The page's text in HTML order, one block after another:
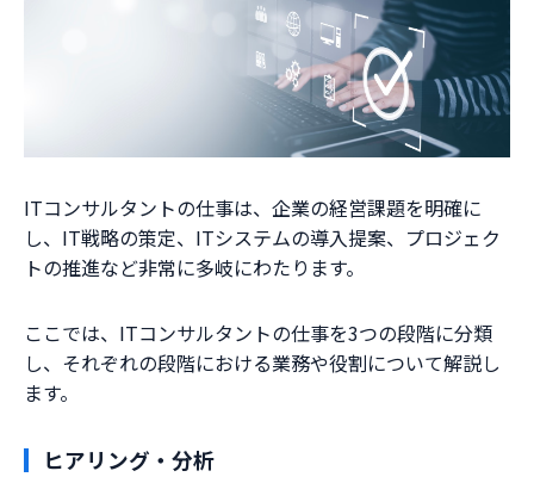
ITコンサルタントの仕事は、企業の経営課題を明確に
し、IT戦略の策定、ITシステムの導入提案、プロジェク
トの推進など非常に多岐にわたります。
ここでは、ITコンサルタントの仕事を3つの段階に分類
し、それぞれの段階における業務や役割について解説し
ます。
ヒアリング・分析